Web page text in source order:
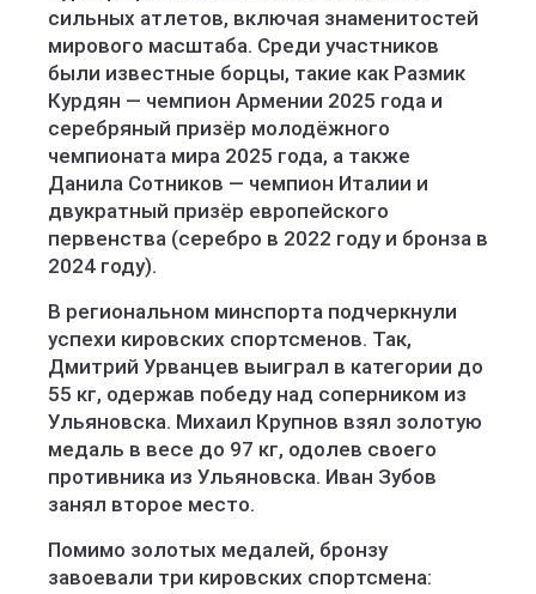
сильных атлетов, включая знаменитостей
мирового масштаба. Среди участников
были известные борцы, такие как Размик
Курдян — чемпион Армении 2025 года и
серебряный призёр молодёжного
чемпионата мира 2025 года, а также
Данила Сотников — чемпион Италии и
двукратный призёр европейского
первенства (серебро в 2022 году и бронза в
2024 году).
В региональном минспорта подчеркнули
успехи кировских спортсменов. Так,
Дмитрий Урванцев выиграл в категории до
55 кг, одержав победу над соперником из
Ульяновска. Михаил Крупнов взял золотую
медаль в весе до 97 кг, одолев своего
противника из Ульяновска. Иван Зубов
занял второе место.
Помимо золотых медалей, бронзу
завоевали три кировских спортсмена: